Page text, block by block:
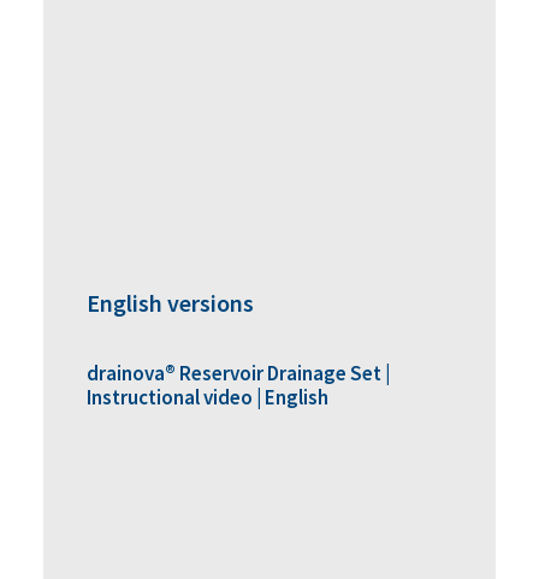
English versions
drainova® Reservoir Drainage Set |
Instructional video | English